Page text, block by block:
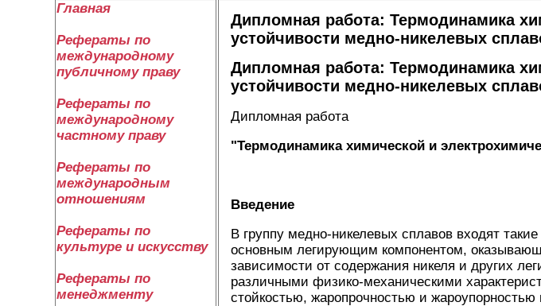
Главная
Рефераты по
международному
публичному праву
Рефераты по
международному
частному праву
Рефераты по
международным
отношениям
Рефераты по
культуре и искусству
Рефераты по
менеджменту
Дипломная работа: Термодинамика
устойчивости медно-никелевых
Дипломная работа: Термодинамика
устойчивости медно-никелевых
Дипломная работа
"Термодинамика химической и
Введение
В группу медно-никелевых сплавов входят
основным легирующим компонентом,
зависимости от содержания никеля и других
различными физико-механическими
стойкостью, жаропрочностью и